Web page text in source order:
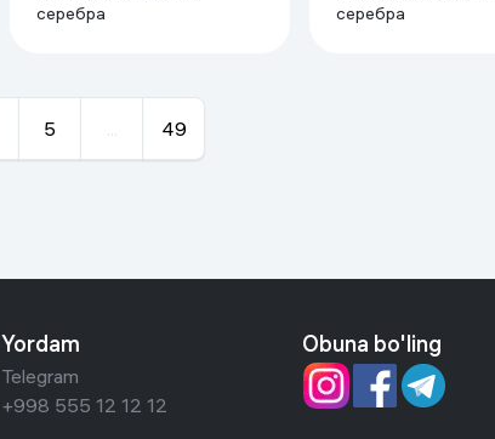
серебра
серебра
5 49
Yordam
Telegram
+998 555 12 12 12
Obuna bo'ling